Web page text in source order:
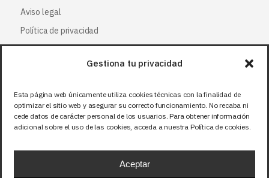
Gestiona tu privacidad
Esta página web únicamente utiliza cookies técnicas con la finalidad de
optimizar el sitio web y asegurar su correcto funcionamiento. No recaba ni
cede datos de carácter personal de los usuarios. Para obtener información
adicional sobre el uso de las cookies, acceda a nuestra Política de cookies.
Aceptar
Aviso legal
Política de privacidad
Política de cookies
Síguenos
Facebook
X (Twitter)
Instagram